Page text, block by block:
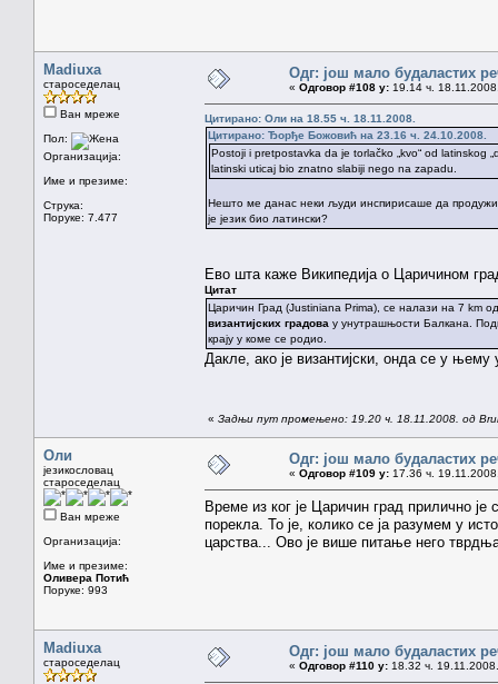
Madiuxa
староседелац
Ван мреже
Пол:
Организација:
Име и презиме:
Струка:
Поруке: 7.477
Одг: још мало будаластих
« Одговор #108 у: 19.14 ч.
Цитирано: Оли на 18.55 ч. 18.11.2008.
Цитирано: Ђорђе Божовић на 23.16 ч. 24.10.2008.
Postoji i pretpostavka da je torlačko „kvo“ od latinskog
latinski uticaj bio znatno slabiji nego na zapadu.
Нешто ме данас неки људи инспирисаше да
је језик био латински?
Ево шта каже Википедија о Царичином
Цитат
Царичин Град (Justiniana Prima), се налази на 7 km
византијских градова у унутрашњости Балкана.
крају у коме се родио.
Дакле, ако је византијски, онда се у
« Задњи пут промењено: 19.20 ч. 18.11.2008. од
Оли
језикословац
староседелац
Ван мреже
Организација:
Име и презиме:
Оливера Потић
Поруке: 993
Одг: још мало будаластих
« Одговор #109 у: 17.36 ч.
Време из ког је Царичин град прилично
порекла. То је, колико се ја разумем у
царства... Ово је више питање него
Madiuxa
староседелац
Одг: још мало будаластих
« Одговор #110 у: 18.32 ч.